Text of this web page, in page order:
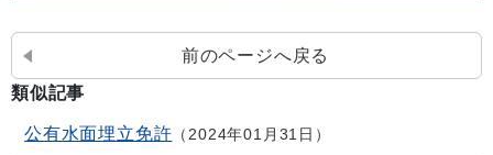
前のページへ戻る
類似記事
公有水面埋立免許 2024年01月31日